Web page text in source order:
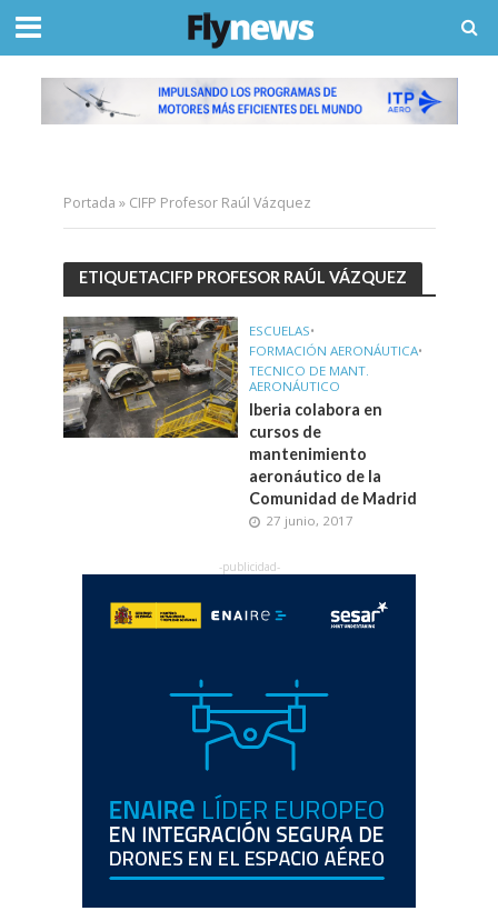
Portada » CIFP Profesor Raúl Vázquez
ETIQUETACIFP PROFESOR RAÚL VÁZQUEZ
ESCUELAS•
FORMACIÓN AERONÁUTICA•
TECNICO DE MANT.
AERONÁUTICO
Iberia colabora en
cursos de
mantenimiento
aeronáutico de la
Comunidad de Madrid
27 junio, 2017